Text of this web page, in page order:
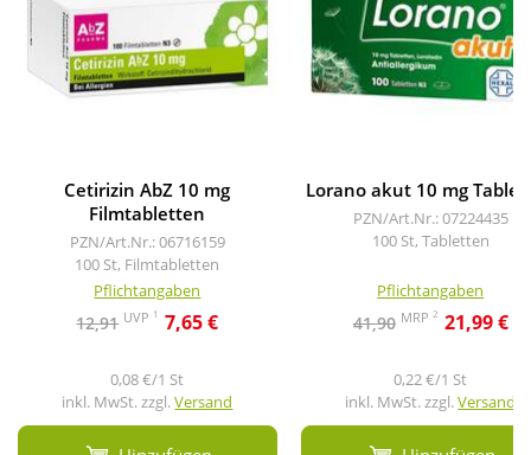
Cetirizin AbZ 10 mg
Filmtabletten
PZN/Art.Nr.: 06716159
100 St, Filmtabletten
Pflichtangaben
12,91 UVP 1 7,65 €
0,08 €/1 St
inkl. MwSt. zzgl.Versand
Lorano akut 10 mg
PZN/Art.Nr.: 07224435
100 St, Tabletten
Pflichtangaben
41,90 MRP 2 21,99 €
0,22 €/1 St
inkl. MwSt. zzgl.Versand